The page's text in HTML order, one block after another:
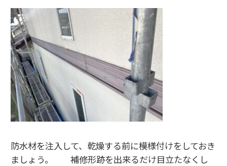
防水材を注入して、乾燥する前に模様付けをしておき
ましょう。 補修形跡を出来るだけ目立たなくし